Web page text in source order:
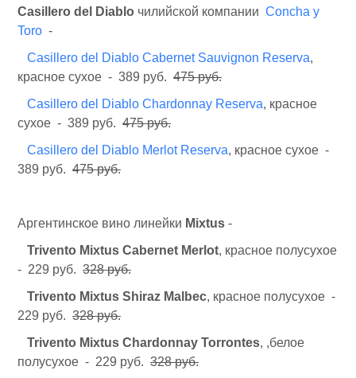
Casillero del Diablo чилийской компании Concha y
Toro -
Casillero del Diablo Cabernet Sauvignon Reserva,
красное сухое - 389 руб. 475 руб.
Casillero del Diablo Chardonnay Reserva, красное
сухое - 389 руб. 475 руб.
Casillero del Diablo Merlot Reserva, красное сухое -
389 руб. 475 руб.
Аргентинское вино линейки Mixtus -
Trivento Mixtus Cabernet Merlot, красное полусухое
- 229 руб. 328 руб.
Trivento Mixtus Shiraz Malbec, красное полусухое -
229 руб. 328 руб.
Trivento Mixtus Chardonnay Torrontes, ,белое
полусухое - 229 руб. 328 руб.